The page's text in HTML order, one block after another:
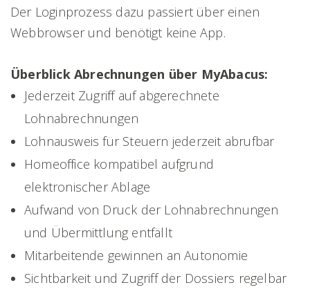
Der Loginprozess dazu passiert über einen
Webbrowser und benötigt keine App.
Überblick Abrechnungen über MyAbacus:
Jederzeit Zugriff auf abgerechnete
Lohnabrechnungen
Lohnausweis für Steuern jederzeit abrufbar
Homeoffice kompatibel aufgrund
elektronischer Ablage
Aufwand von Druck der Lohnabrechnungen
und Übermittlung entfällt
Mitarbeitende gewinnen an Autonomie
Sichtbarkeit und Zugriff der Dossiers regelbar